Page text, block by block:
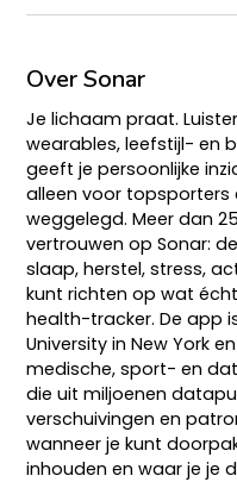
Over Sonar
Je lichaam praat.
wearables, leefstijl- en
geeft je persoonlijke
alleen voor topsporters
weggelegd. Meer dan
vertrouwen op Sonar:
slaap, herstel, stress,
kunt richten op wat
health-tracker. De app
University in New York
medische, sport- en
die uit miljoenen
verschuivingen en
wanneer je kunt
inhouden en waar je je